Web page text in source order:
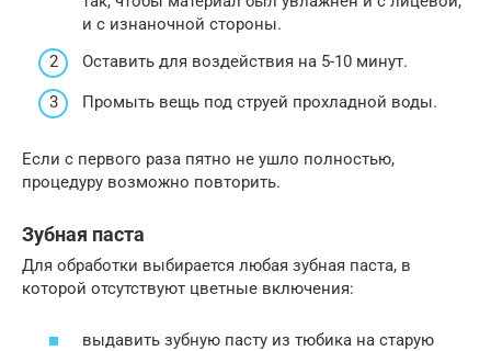
и с изнаночной стороны.
Оставить для воздействия на 5-10 минут.
Промыть вещь под струей прохладной воды.
Если с первого раза пятно не ушло полностью,
процедуру возможно повторить.
Зубная паста
Для обработки выбирается любая зубная паста, в
которой отсутствуют цветные включения:
выдавить зубную пасту из тюбика на старую